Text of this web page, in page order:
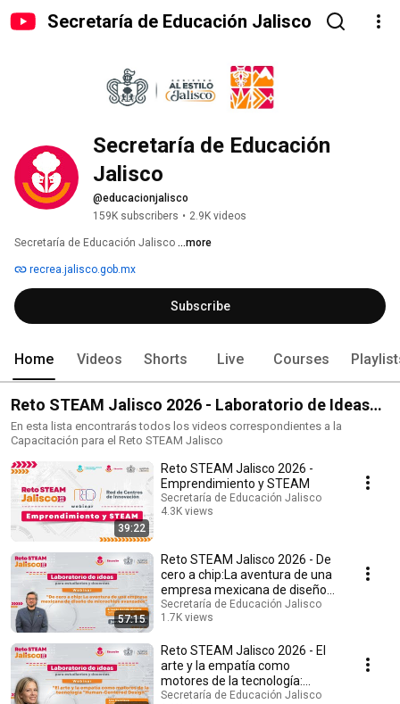
Secretaría de Educación Jalisco
Secretaría de Educación
Jalisco
@educacionjalisco
159K subscribers • 2.9K videos
Secretaría de Educación Jalisco ...more
recrea.jalisco.gob.mx
Subscribe
Home Videos Shorts Live Courses
Reto STEAM Jalisco 2026 - Laboratorio de Ideas
Para Docentes y Estudiantes
En esta lista encontrarás todos los videos correspondientes a la
Capacitación para el Reto STEAM Jalisco
39:22
Reto STEAM Jalisco 2026 -
Emprendimiento y STEAM
Secretaría de Educación Jalisco
4.3K views
57:15
Reto STEAM Jalisco 2026 - De
cero a chip:La aventura de una
empresa mexicana de diseño
de microchips
Secretaría de Educación Jalisco
1.7K views
Reto STEAM Jalisco 2026 - El
arte y la empatía como
motores de la tecnología:
Human-Centered Design
Secretaría de Educación Jalisco